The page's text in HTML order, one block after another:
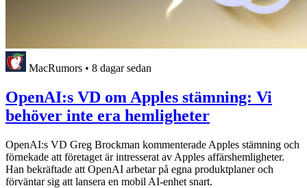
MacRumors • 8 dagar sedan
OpenAI:s VD om Apples stämning: Vi
behöver inte era hemligheter
OpenAI:s VD Greg Brockman kommenterade Apples stämning och
förnekade att företaget är intresserat av Apples affärshemligheter.
Han bekräftade att OpenAI arbetar på egna produktplaner och
förväntar sig att lansera en mobil AI-enhet snart.